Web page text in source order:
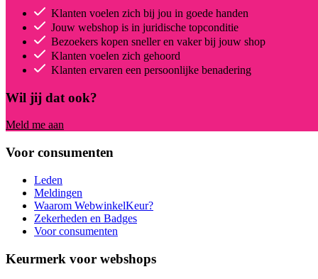
Klanten voelen zich bij jou in goede handen
Jouw webshop is in juridische topconditie
Bezoekers kopen sneller en vaker bij jouw shop
Klanten voelen zich gehoord
Klanten ervaren een persoonlijke benadering
Wil jij dat ook?
Meld me aan
Voor consumenten
Leden
Meldingen
Waarom WebwinkelKeur?
Zekerheden en Badges
Voor consumenten
Keurmerk voor webshops